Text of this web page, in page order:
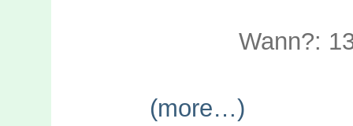
Wann?:
(more…)